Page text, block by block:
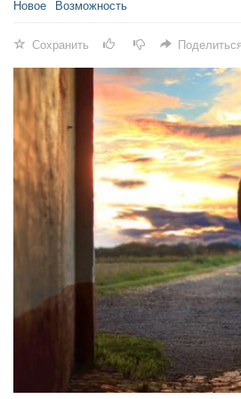
Новое Возможность
Сохранить